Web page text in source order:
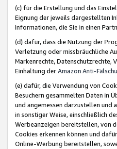
(c) für die Erstellung und das
Eignung der jeweils dargestellten
Informationen, die Sie in einen
(d) dafür, dass die Nutzung der
Verletzung oder missbräuchliche
Markenrechte, Datenschutzrechte,
Einhaltung derAmazon Anti-
(e) dafür, die Verwendung von
Besuchern gesammelten Daten in
und angemessen darzustellen und
in sonstiger Weise, einschließlich
Werbeanzeigen bereitstellen, von
Cookies erkennen können und
Online-Werbung bereitstellen,